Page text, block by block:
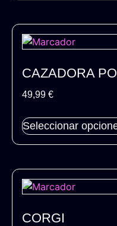
CAZADORA
49,99 €
Seleccionar
CORGI